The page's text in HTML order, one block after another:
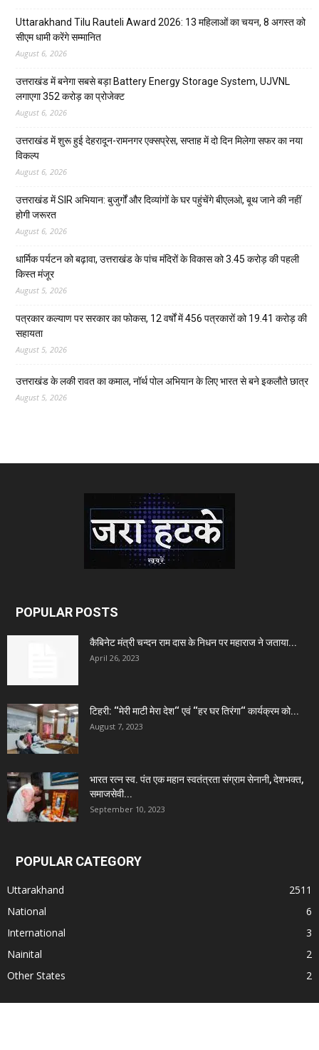
Uttarakhand Tilu Rauteli Award 2026: 13 महिलाओं का चयन, 8 अगस्त को
सीएम धामी करेंगे सम्मानित
August 6, 2026
उत्तराखंड में बनेगा सबसे बड़ा Battery Energy Storage System, UJVNL
लगाएगा 352 करोड़ का प्रोजेक्ट
August 6, 2026
उत्तराखंड में शुरू हुई देहरादून-रामनगर एक्सप्रेस, सप्ताह में दो दिन मिलेगा सफर का नया
विकल्प
August 6, 2026
उत्तराखंड में SIR अभियान: बुजुर्गों और दिव्यांगों के घर पहुंचेंगे बीएलओ, बूथ जाने की नहीं
होगी जरूरत
August 6, 2026
धार्मिक पर्यटन को बढ़ावा, उत्तराखंड के पांच मंदिरों के विकास को 3.45 करोड़ की पहली
किस्त मंजूर
August 5, 2026
पत्रकार कल्याण पर सरकार का फोकस, 12 वर्षों में 456 पत्रकारों को 19.41 करोड़ की
सहायता
August 5, 2026
उत्तराखंड के लकी रावत का कमाल, नॉर्थ पोल अभियान के लिए भारत से बने इकलौते छात्र
August 5, 2026
POPULAR POSTS
कैबिनेट मंत्री चन्दन राम दास के निधन पर महाराज ने जताया...
April 26, 2023
टिहरी: ‘‘मेरी माटी मेरा देश‘‘ एवं ‘‘हर घर तिरंगा‘‘ कार्यक्रम को...
August 7, 2023
भारत रत्न स्व. पंत एक महान स्वतंत्रता संग्राम सेनानी, देशभक्त,
समाजसेवी...
September 10, 2023
POPULAR CATEGORY
Uttarakhand
2511
National
6
International
3
Nainital
2
Other States
2